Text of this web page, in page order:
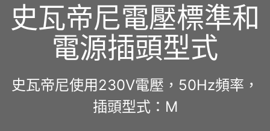
史瓦帝尼電壓標準和
電源插頭型式
史瓦帝尼使用230V電壓，50Hz頻率，
插頭型式：M